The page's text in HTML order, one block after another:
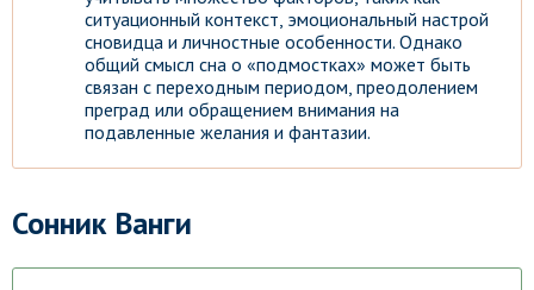
ситуационный контекст, эмоциональный настрой
сновидца и личностные особенности. Однако
общий смысл сна о «подмостках» может быть
связан с переходным периодом, преодолением
преград или обращением внимания на
подавленные желания и фантазии.
Сонник Ванги